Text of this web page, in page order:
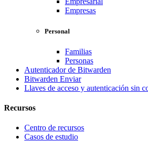
Empresas
Personal
Familias
Personas
Autenticador de Bitwarden
Bitwarden Enviar
Llaves de acceso y autenticación sin
Recursos
Centro de recursos
Casos de estudio